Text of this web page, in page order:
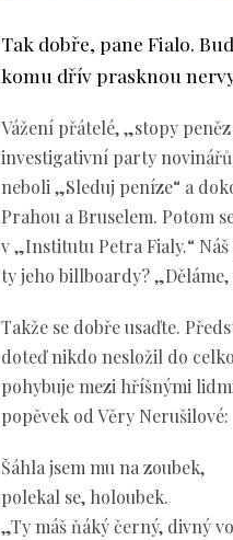
Tak dobře, pane Fialo.
komu dřív prasknou
Vážení přátelé, „stopy
investigativní party novinářů
neboli „Sleduj peníze“ a
Prahou a Bruselem. Potom
v „Institutu Petra Fialy.“
ty jeho billboardy? „Děláme,
Takže se dobře usaďte.
doteď nikdo nesložil do
pohybuje mezi hříšnými
popěvek od Věry Nerušilové:
Šáhla jsem mu na zoubek,
polekal se, holoubek.
„Ty máš ňáký černý, divný